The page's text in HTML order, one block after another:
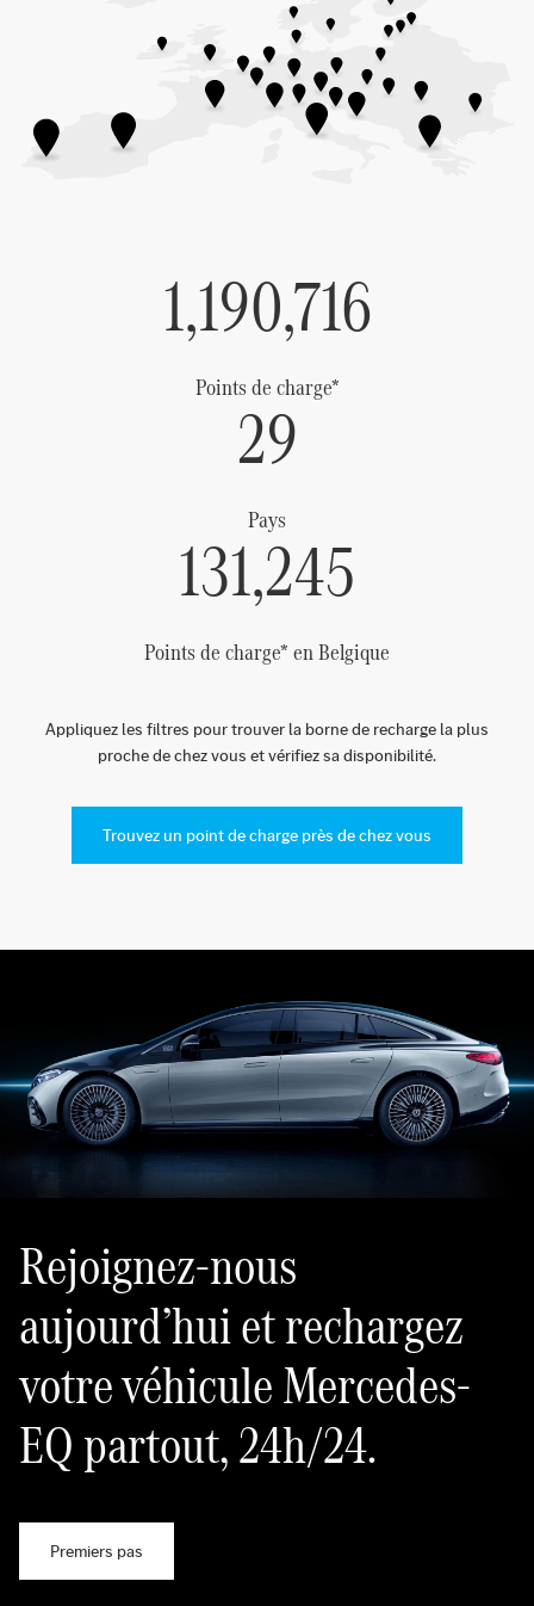
1,190,716
Points de charge*
29
Pays
131,245
Points de charge* en Belgique
Appliquez les filtres pour trouver la borne de recharge la plus
proche de chez vous et vérifiez sa disponibilité.
Trouvez un point de charge près de chez vous
Rejoignez-nous
aujourd’hui et rechargez
votre véhicule Mercedes-
EQ partout, 24h/24.
Premiers pas